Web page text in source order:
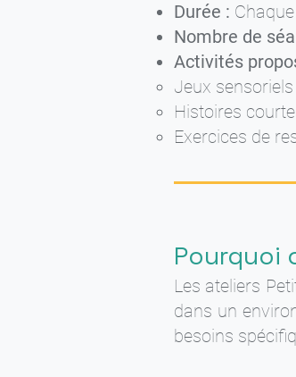
Durée :
Nombre de
Activités
Jeux
Histoires
Exercices de
Pourquoi
Les ateliers
dans un
besoins